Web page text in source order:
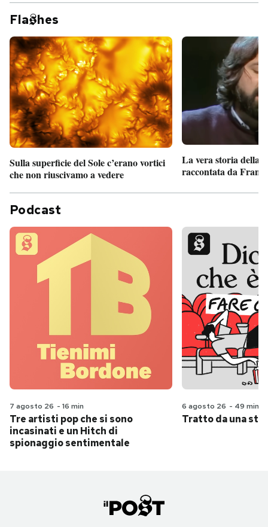
Fla hes
Sulla superficie del Sole c’erano vortici
che non riuscivamo a vedere
La vera storia della
raccontata da
Podcast
7 agosto 26 - 16 min
Tre artisti pop che si sono
incasinati e un Hitch di
spionaggio sentimentale
6 agosto 26 - 49 min
Tratto da una